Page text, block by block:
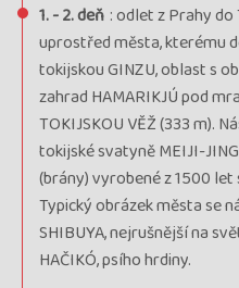
Termín
průvodce:Zuzana Zajícová
Kód termínu
Cena
Termín
1. - 2. deň : odlet z Prahy
uprostřed města, kterému
tokijskou GINZU, oblast s
zahrad HAMARIKJÚ pod
TOKIJSKOU VĚŽ (333 m).
tokijské svatyně MEIJI-
(brány) vyrobené z 1500
Typický obrázek města se
SHIBUYA, nejrušnější na
HAČIKÓ, psího hrdiny.